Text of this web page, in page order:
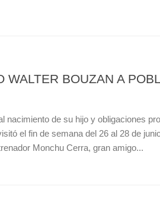
BOUZAN A
nacimiento de su hijo y obligaciones
el fin de semana del 26 al 28 de
Monchu Cerra, gran amigo...